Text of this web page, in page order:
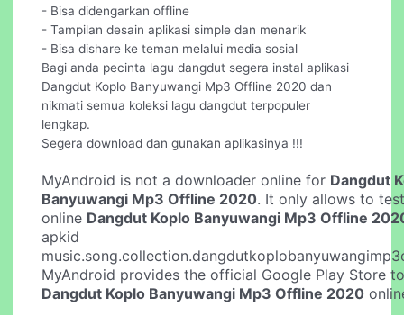
- Bisa didengarkan offline
- Tampilan desain aplikasi simple dan menarik
- Bisa dishare ke teman melalui media sosial
Bagi anda pecinta lagu dangdut segera instal aplikasi
Dangdut Koplo Banyuwangi Mp3 Offline 2020 dan
nikmati semua koleksi lagu dangdut terpopuler
lengkap.
Segera download dan gunakan aplikasinya !!!
MyAndroid is not a downloader online for Dangdut
Banyuwangi Mp3 Offline 2020. It only allows to
online Dangdut Koplo Banyuwangi Mp3 Offline
apkid
MyAndroid provides the official Google Play Store
Dangdut Koplo Banyuwangi Mp3 Offline 2020